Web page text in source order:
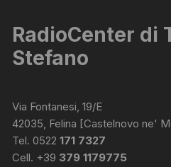
RadioCenter di
Stefano
Via Fontanesi, 19/E
42035, Felina [Castelnovo ne'
Tel. 0522171 7327
Cell. +39 379 1179775